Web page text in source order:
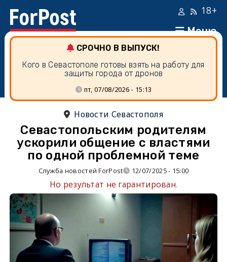
Меню
18+
СРОЧНО В ВЫПУСК!
Кого в Севастополе готовы взять на работу для
защиты города от дронов
пт, 07/08/2026 - 15:13
Новости Севастополя
Севастопольским родителям
ускорили общение с властями
по одной проблемной теме
Служба новостей ForPost 12/07/2025 - 15:00
Но результат не гарантирован.